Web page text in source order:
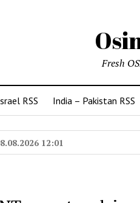
Fresh
RSS India – Pakistan RSS
12:01